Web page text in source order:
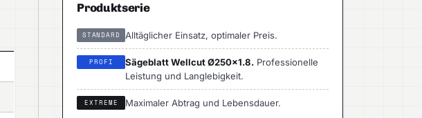
Produktserie
STANDARD Alltäglicher Einsatz, optimaler Preis.
PROFI Sägeblatt Wellcut Ø250×1.8. Professionelle
Leistung und Langlebigkeit.
EXTREME Maximaler Abtrag und Lebensdauer.